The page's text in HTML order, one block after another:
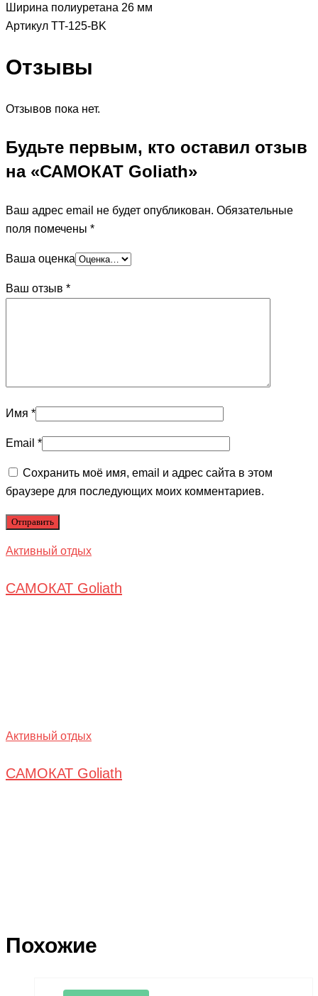
Ширина полиуретана 26 мм
Артикул TT-125-BK
Отзывы
Отзывов пока нет.
Будьте первым, кто оставил отзыв
на «САМОКАТ Goliath»
Ваш адрес email не будет опубликован. Обязательные
поля помечены *
Ваша оценка
Ваш отзыв *
Имя *
Email *
Сохранить моё имя, email и адрес сайта в этом
браузере для последующих моих комментариев.
Активный отдых
САМОКАТ Goliath
Активный отдых
САМОКАТ Goliath
Похожие